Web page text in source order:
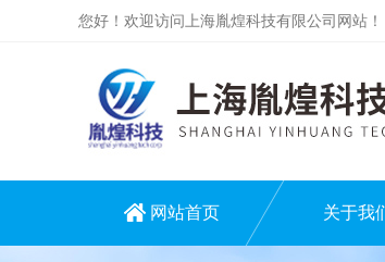
您好！欢迎访问上海胤煌科技有限公司网站！
网站首页 关于我